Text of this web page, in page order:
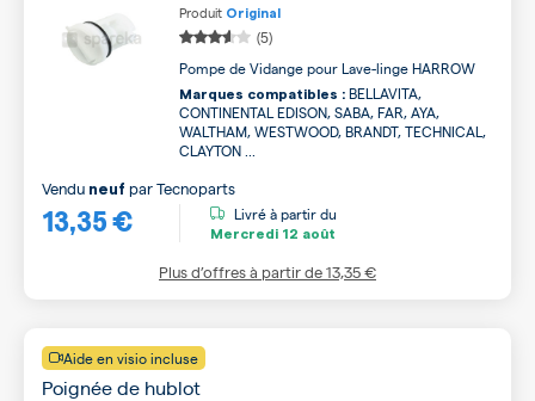
Produit Original
(5)
Pompe de Vidange pour Lave-linge HARROW
Marques compatibles : BELLAVITA,
CONTINENTAL EDISON, SABA, FAR, AYA,
WALTHAM, WESTWOOD, BRANDT, TECHNICAL,
CLAYTON ...
13,35 €
Vendu neuf parTecnoparts
Livré à partir du
Mercredi 12 août
Plus d’offres à partir de13,35 €
Aide en visio incluse
Poignée de hublot